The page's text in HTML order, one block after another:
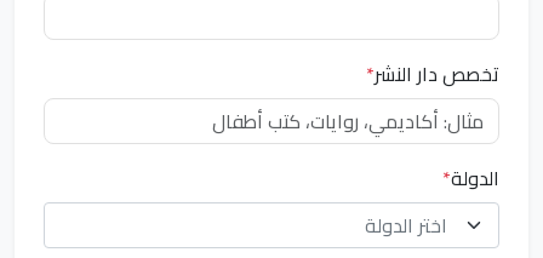
تخصص دار النشر*
الدولة*
اختر الدولة